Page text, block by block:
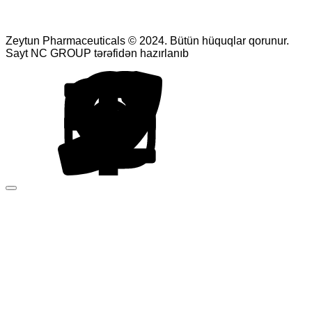
Zeytun Pharmaceuticals © 2024. Bütün hüquqlar qorunur.
Sayt NC GROUP tərəfidən hazırlanıb